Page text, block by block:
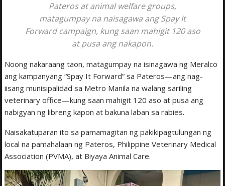
Pateros at animal welfare groups,
matagumpay na naisagawa ang Spay It
Forward campaign, kung saan mahigit 120 aso
at pusa ang nakapon.
Noong nakaraang taon, matagumpay na isinagawa ng Meralco
ang kampanyang “Spay It Forward” sa Pateros—ang nag-
iisang munisipalidad sa Metro Manila na walang sariling
veterinary office—kung saan mahigit 120 aso at pusa ang
nabigyan ng libreng kapon at bakuna laban sa rabies.
Naisakatuparan ito sa pamamagitan ng pakikipagtulungan ng
local na pamahalaan ng Pateros, Philippine Veterinary Medical
Association (PVMA), at Biyaya Animal Care.